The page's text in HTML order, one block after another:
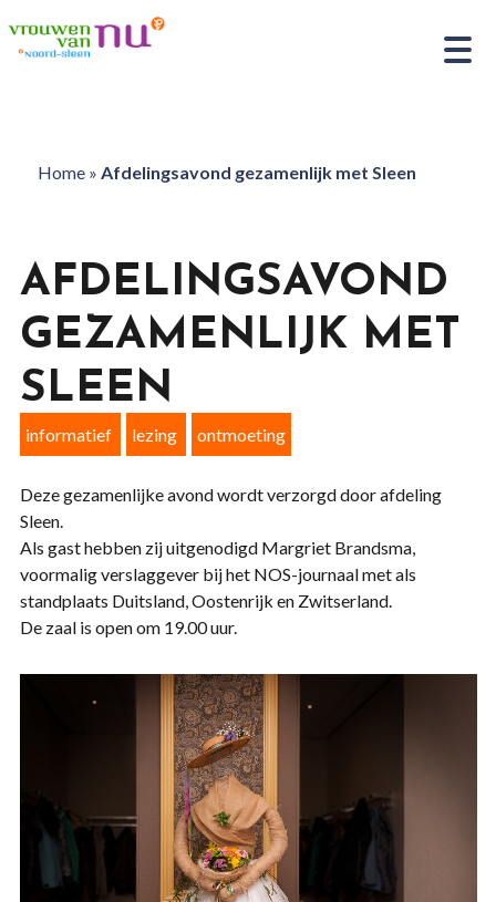
Home» Afdelingsavond gezamenlijk met Sleen
AFDELINGSAVOND
GEZAMENLIJK MET
SLEEN
informatief lezing ontmoeting
Deze gezamenlijke avond wordt verzorgd door afdeling
Sleen.
Als gast hebben zij uitgenodigd Margriet Brandsma,
voormalig verslaggever bij het NOS-journaal met als
standplaats Duitsland, Oostenrijk en Zwitserland.
De zaal is open om 19.00 uur.